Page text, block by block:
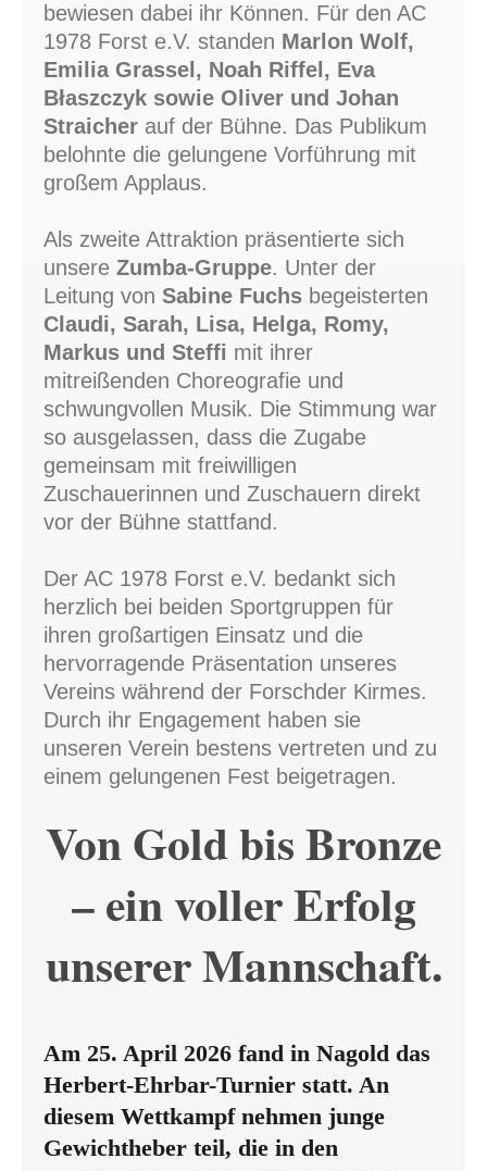
bewiesen dabei ihr Können. Für den AC
1978 Forst e.V. standen Marlon Wolf,
Emilia Grassel, Noah Riffel, Eva
Błaszczyk sowie Oliver und Johan
Straicher auf der Bühne. Das Publikum
belohnte die gelungene Vorführung mit
großem Applaus.
Als zweite Attraktion präsentierte sich
unsere Zumba-Gruppe. Unter der
Leitung von Sabine Fuchs begeisterten
Claudi, Sarah, Lisa, Helga, Romy,
Markus und Steffi mit ihrer
mitreißenden Choreografie und
schwungvollen Musik. Die Stimmung war
so ausgelassen, dass die Zugabe
gemeinsam mit freiwilligen
Zuschauerinnen und Zuschauern direkt
vor der Bühne stattfand.
Der AC 1978 Forst e.V. bedankt sich
herzlich bei beiden Sportgruppen für
ihren großartigen Einsatz und die
hervorragende Präsentation unseres
Vereins während der Forschder Kirmes.
Durch ihr Engagement haben sie
unseren Verein bestens vertreten und zu
einem gelungenen Fest beigetragen.
Von Gold bis Bronze
– ein voller Erfolg
unserer Mannschaft.
Am 25. April 2026 fand in Nagold das
Herbert-Ehrbar-Turnier statt. An
diesem Wettkampf nehmen junge
Gewichtheber teil, die in den